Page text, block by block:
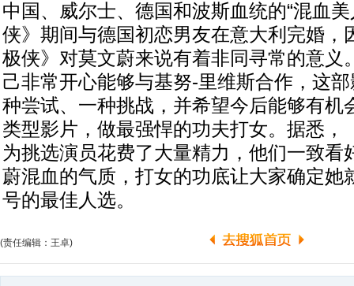
中国、威尔士、德国和波斯血统的“混血
侠》期间与德国初恋男友在意大利完婚，
极侠》对莫文蔚来说有着非同寻常的意义
己非常开心能够与基努-里维斯合作，这
种尝试、一种挑战，并希望今后能够有机
类型影片，做最强悍的功夫打女。据悉，
为挑选演员花费了大量精力，他们一致看
蔚混血的气质，打女的功底让大家确定她
号的最佳人选。
(责任编辑：王卓)